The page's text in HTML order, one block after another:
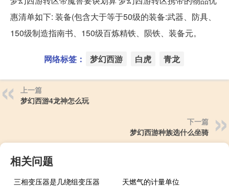
惠清单如下: 装备(包含大于等于50级的装备:武器、防具、
150级制造指南书、150级百炼精铁、陨铁、装备元。
网络标签： 梦幻西游 白虎 青龙
上一篇
梦幻西游4龙神怎么玩
下一篇
梦幻西游种族选什么坐骑
相关问题
三相变压器是几绕组变压器
天燃气的计量单位